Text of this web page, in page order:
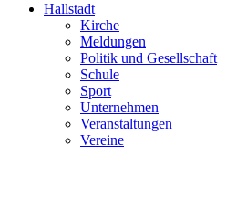
Hallstadt
Kirche
Meldungen
Politik und Gesellschaft
Schule
Sport
Unternehmen
Veranstaltungen
Vereine